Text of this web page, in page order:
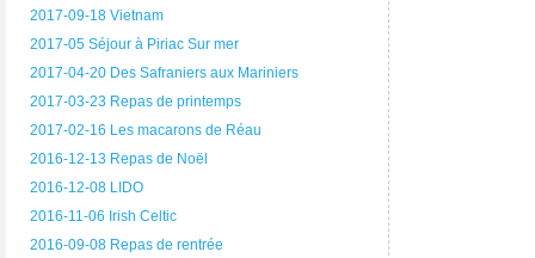
2017-09-18 Vietnam
2017-05 Séjour à Piriac Sur mer
2017-04-20 Des Safraniers aux Mariniers
2017-03-23 Repas de printemps
2017-02-16 Les macarons de Réau
2016-12-13 Repas de Noël
2016-12-08 LIDO
2016-11-06 Irish Celtic
2016-09-08 Repas de rentrée